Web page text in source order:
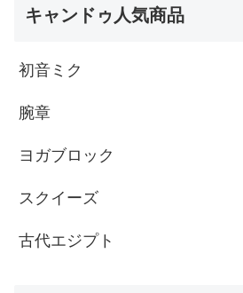
キャンドゥ人気商品
初音ミク
腕章
ヨガブロック
スクイーズ
古代エジプト